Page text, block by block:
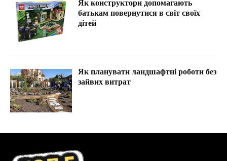
Як конструктори допомагають
батькам повернутися в світ своїх
дітей
Як планувати ландшафтні роботи без
зайвих витрат